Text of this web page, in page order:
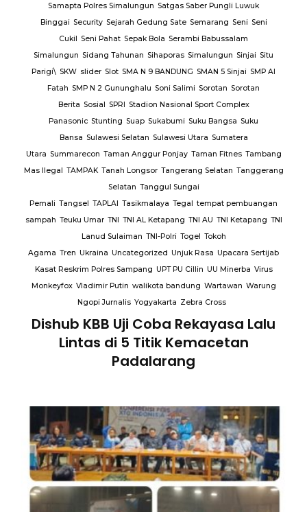
Samapta Polres Simalungun Satgas Saber Pungli Luwuk
Binggai Security Sejarah Gedung Sate Semarang Seni Seni
Cukil Seni Pahat Sepak Bola Serambi Babussalam
Simalungun Sidang Tahunan Sihaporas Simalungun Sinjai Situ
Parigi\ SKW slider Slot SMA N 9 BANDUNG SMAN 5 Sinjai SMP Al
Fatah SMP N 2 Gununghalu Soni Salimi Sorotan Sorotan
Berita Sosial SPRI Stadion Nasional Sport Complex
Panasonic Stunting Suap Sukabumi Suku Bangsa Suku
Bansa Sulawesi Selatan Sulawesi Utara Sumatera
Utara Summarecon Taman Anggur Ponjay Taman Fitnes Tambang
Mas Ilegal TAMPAK Tanah Longsor Tangerang Selatan Tanggerang
Selatan Tanggul Sungai
Pemali Tangsel TAPLAI Tasikmalaya Tegal tempat pembuangan
sampah Teuku Umar TNI TNI AL Ketapang TNI AU TNI Ketapang TNI
Lanud Sulaiman TNI-Polri Togel Tokoh
Agama Tren Ukraina Uncategorized Unjuk Rasa Upacara Sertijab
Kasat Reskrim Polres Sampang UPT PU Cillin UU Minerba Virus
Monkeyfox Vladimir Putin walikota bandung Wartawan Warung
Ngopi Jurnalis Yogyakarta Zebra Cross
Dishub KBB Uji Coba Rekayasa Lalu
Lintas di 5 Titik Kemacetan
Padalarang